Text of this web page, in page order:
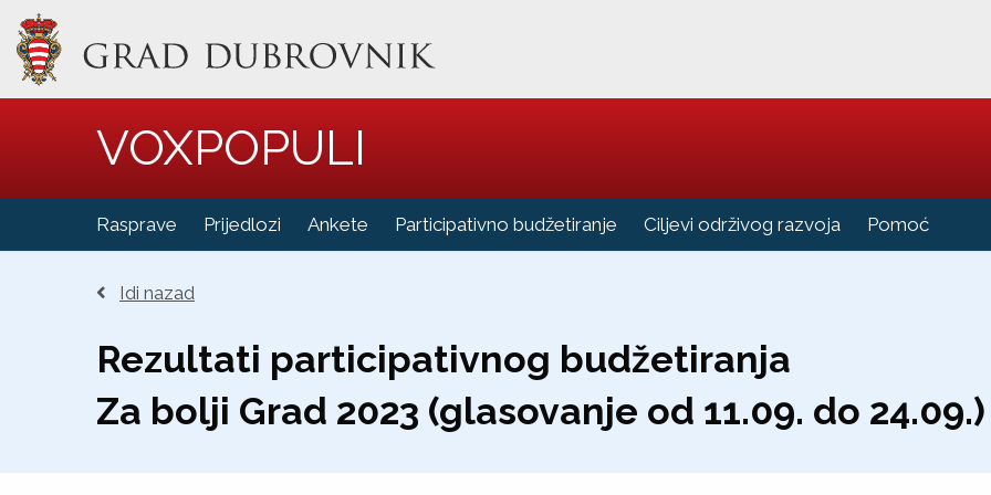
VOXPOPULI
Rasprave Prijedlozi Ankete Participativno budžetiranje Ciljevi održivog razvoja Pomoć
Idi nazad
Rezultati participativnog budžetiranja
Za bolji Grad 2023 (glasovanje od 11.09. do 24.09.)